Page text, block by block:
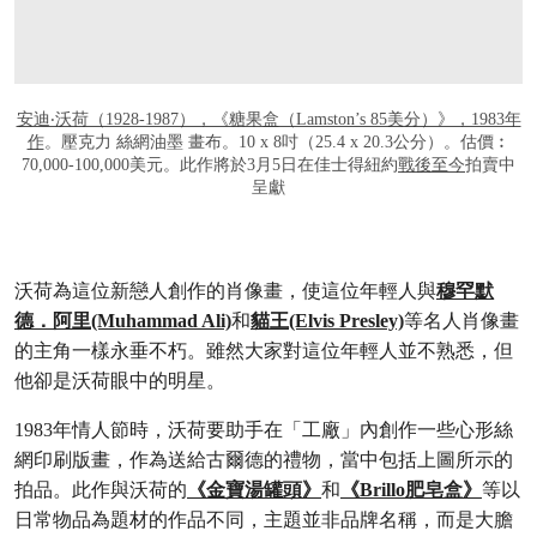
安迪‧沃荷（1928-1987），《糖果盒（Lamston’s 85美分）》，1983年
作。壓克力 絲網油墨 畫布。10 x 8吋（25.4 x 20.3公分）。估價︰
70,000-100,000美元。此作將於3月5日在佳士得紐約戰後至今拍賣中
呈獻
沃荷為這位新戀人創作的肖像畫，使這位年輕人與穆罕默
德．阿里(Muhammad Ali)和貓王(Elvis Presley)等名人肖像畫
的主角一樣永垂不朽。雖然大家對這位年輕人並不熟悉，但
他卻是沃荷眼中的明星。
1983年情人節時，沃荷要助手在「工廠」內創作一些心形絲
網印刷版畫，作為送給古爾德的禮物，當中包括上圖所示的
拍品。此作與沃荷的 《金寶湯罐頭》 和 《Brillo肥皂盒》 等以
日常物品為題材的作品不同，主題並非品牌名稱，而是大膽